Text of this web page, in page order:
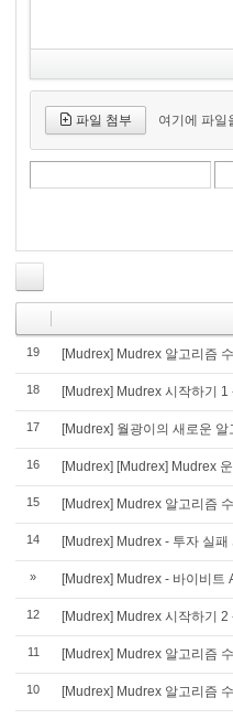
파일 첨부 여기에 파일
19 [Mudrex] Mudrex 알고리즘
18 [Mudrex] Mudrex 시작하기 1
17 [Mudrex] 월광이의 새로운
16 [Mudrex] [Mudrex] Mudrex
15 [Mudrex] Mudrex 알고리즘
14 [Mudrex] Mudrex - 투자 실패
» [Mudrex] Mudrex - 바이비트
12 [Mudrex] Mudrex 시작하기
11 [Mudrex] Mudrex 알고리즘
10 [Mudrex] Mudrex 알고리즘